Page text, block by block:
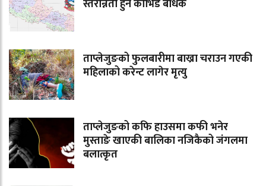
स्तरोन्नती हुन कोभिड बाधक
ताप्लेजुङको फुलबारीमा बाख्रा चराउन गएकी
महिलाको करेन्ट लागेर मृत्यु
ताप्लेजुङको कफि हाउसमा कफी भनेर
मुस्ताङे खाएकी बालिका नजिकैको जंगलमा
बलात्कृत